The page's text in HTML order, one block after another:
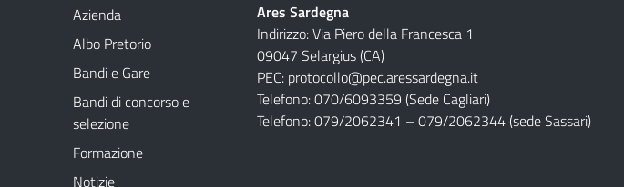
Azienda
Albo Pretorio
Bandi e Gare
Bandi di concorso e
selezione
Formazione
Notizie
Ares Sardegna
Indirizzo: Via Piero della Francesca 1
09047 Selargius (CA)
PEC: protocollo@pec.aressardegna.it
Telefono: 070/6093359 (Sede Cagliari)
Telefono: 079/2062341 – 079/2062344 (sede Sassari)